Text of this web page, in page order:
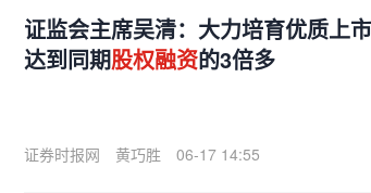
证监会主席吴清：大力培育优质上
达到同期股权融资的3倍多
证券时报网 黄巧胜 06-17 14:55